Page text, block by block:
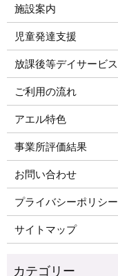
施設案内
児童発達支援
放課後等デイサービス
ご利用の流れ
アエル特色
事業所評価結果
お問い合わせ
プライバシーポリシー
サイトマップ